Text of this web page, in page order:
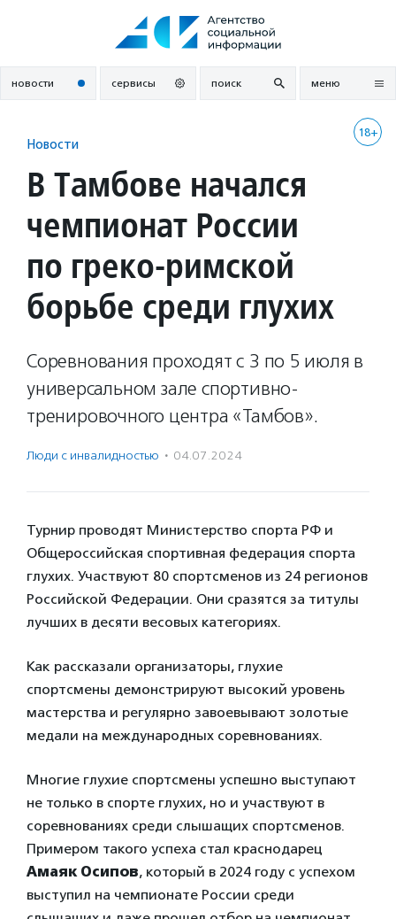
новости сервисы поиск меню
18+
Новости
В Тамбове начался
чемпионат России
по греко-римской
борьбе среди глухих
Соревнования проходят с 3 по 5 июля в
универсальном зале спортивно-
тренировочного центра «Тамбов».
Люди с инвалидностью · 04.07.2024
Турнир проводят Министерство спорта РФ и
Общероссийская спортивная федерация спорта
глухих. Участвуют 80 спортсменов из 24 регионов
Российской Федерации. Они сразятся за титулы
лучших в десяти весовых категориях.
Как рассказали организаторы, глухие
спортсмены демонстрируют высокий уровень
мастерства и регулярно завоевывают золотые
медали на международных соревнованиях.
Многие глухие спортсмены успешно выступают
не только в спорте глухих, но и участвуют в
соревнованиях среди слышащих спортсменов.
Примером такого успеха стал краснодарец
Амаяк Осипов, который в 2024 году с успехом
выступил на чемпионате России среди